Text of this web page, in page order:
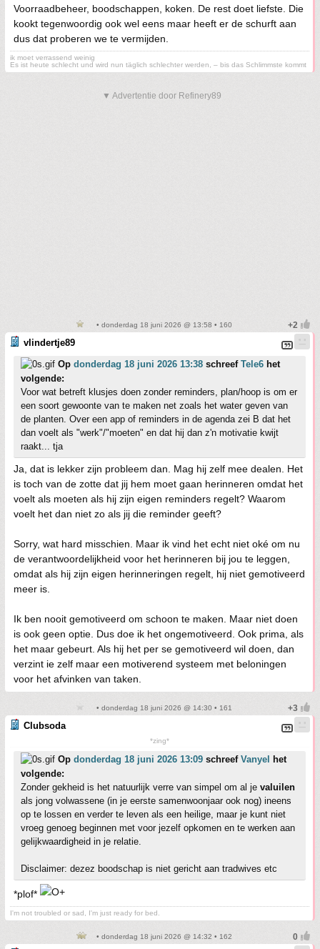
Voorraadbeheer, boodschappen, koken. De rest doet liefste. Die
kookt tegenwoordig ook wel eens maar heeft er de schurft aan
dus dat proberen we te vermijden.
ik moet verrassend weinig
Es ist heute schlecht und wird nun täglich schlechter werden, – bis das Schlimmste kommt
▼ Advertentie door Refinery89
• donderdag 18 juni 2026 @ 13:58 • 160
vlindertje89
Op donderdag 18 juni 2026 13:38 schreef Tele6 het
volgende:
Voor wat betreft klusjes doen zonder reminders, plan/hoop is om er
een soort gewoonte van te maken net zoals het water geven van
de planten. Over een app of reminders in de agenda zei B dat het
dan voelt als "werk"/"moeten" en dat hij dan z'n motivatie kwijt
raakt... tja
Ja, dat is lekker zijn probleem dan. Mag hij zelf mee dealen. Het
is toch van de zotte dat jij hem moet gaan herinneren omdat het
voelt als moeten als hij zijn eigen reminders regelt? Waarom
voelt het dan niet zo als jij die reminder geeft?
Sorry, wat hard misschien. Maar ik vind het echt niet oké om nu
de verantwoordelijkheid voor het herinneren bij jou te leggen,
omdat als hij zijn eigen herinneringen regelt, hij niet gemotiveerd
meer is.
Ik ben nooit gemotiveerd om schoon te maken. Maar niet doen
is ook geen optie. Dus doe ik het ongemotiveerd. Ook prima, als
het maar gebeurt. Als hij het per se gemotiveerd wil doen, dan
verzint ie zelf maar een motiverend systeem met beloningen
voor het afvinken van taken.
• donderdag 18 juni 2026 @ 14:30 • 161
Clubsoda
*zing*
Op donderdag 18 juni 2026 13:09 schreef Vanyel
het
volgende:
Zonder gekheid is het natuurlijk verre van simpel om al je valuilen
als jong volwassene (in je eerste samenwoonjaar ook nog) ineens
op te lossen en verder te leven als een heilige, maar je kunt niet
vroeg genoeg beginnen met voor jezelf opkomen en te werken aan
gelijkwaardigheid in je relatie.
Disclaimer: dezez boodschap is niet gericht aan tradwives etc
*plof*
I'm not troubled or sad, I'm just ready for bed.
• donderdag 18 juni 2026 @ 14:32 • 162